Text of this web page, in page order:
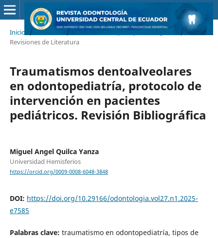
Inicio / Archivos / Vol. 27 Núm. 1 (2025): Enero - Junio
/
Revisiones de Literatura
Traumatismos dentoalveolares
en odontopediatría, protocolo de
intervención en pacientes
pediátricos. Revisión Bibliográfica
Miguel Angel Quilca Yanza
Universidad Hemisferios
https://orcid.org/0009-0008-6048-3848
DOI: https://doi.org/10.29166/odontologia.vol27.n1.2025-
e7585
Palabras clave: traumatismo en odontopediatría, tipos de